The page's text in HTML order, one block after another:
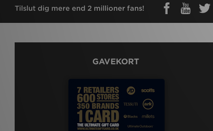
Tilslut dig mere end 2 millioner fans!
GAVEKORT